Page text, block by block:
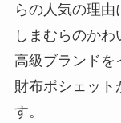
らの人気の理由
しまむらのかわ
高級ブランドを
財布ポシェット
す。